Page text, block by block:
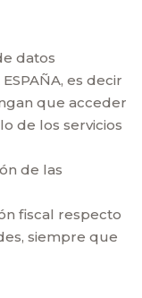
datos
es decir
que acceder
de los servicios
de las
fiscal respecto
siempre que